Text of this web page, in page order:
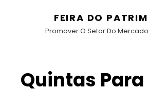
FEIRA DO
Promover O Setor Do
Quintas